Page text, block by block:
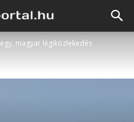
magyar légiközlekedés